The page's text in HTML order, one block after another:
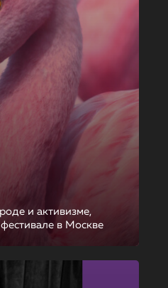
и активизме,
в Москве